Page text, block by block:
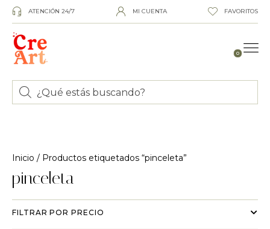
ATENCIÓN 24/7 MI CUENTA FAVORITOS
0
Inicio / Productos etiquetados “pinceleta”
pinceleta
FILTRAR POR PRECIO